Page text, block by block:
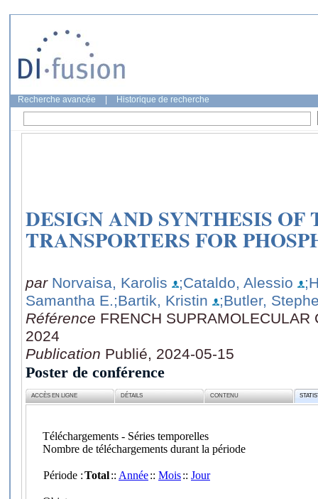
Recherche avancée Historique de recherche
DESIGN AND SYNTHESIS
TRANSPORTERS FOR
par Norvaisa, Karolis ;Cataldo, Alessio
Samantha E.;Bartik, Kristin
;Butler,
Référence FRENCH SUPRAMOLECULAR
2024
Publication Publié, 2024-05-15
Poster de conférence
ACCÈS EN LIGNE DÉTAILS CONTENU